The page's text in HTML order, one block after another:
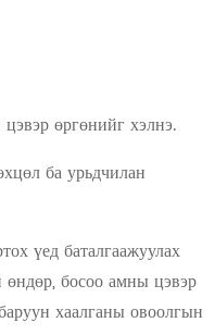
өргөнийг хэлнэ.
ба урьдчилан
үед баталгаажуулах
өндөр, босоо амны цэвэр
хаалганы овоолгын